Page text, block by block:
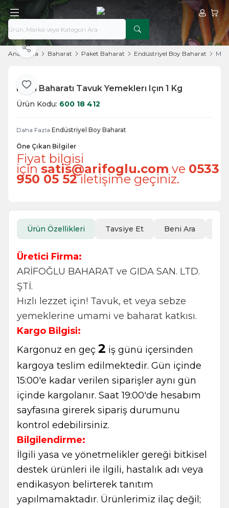
Hesabım
Ana Sayfa Baharat Paket Baharat Endüstriyel Boy Baharat
Favoriye Ekle
Paylaş
Magi Baharatı Tavuk Yemeklerı Içın 1 Kg
Ürün Kodu: 600 18 412
Daha Fazla Endüstriyel Boy Baharat
Öne Çıkan Bilgiler
Fiyat bilgisi
için satis@arifoglu.com ve 0533
950 05 52iletişime geçiniz.
Ürün Özellikleri Tavsiye Et Beni Ara
Üretici Firma:
ARİFOĞLU BAHARAT ve GIDA SAN. LTD.
ŞTİ.
Hızlı lezzet için! Tavuk, et veya sebze
yemeklerine umami ve baharat katkısı.
Kargo Bilgisi:
Kargonuz en geç 2 iş günü içersinden
kargoya teslim edilmektedir. Gün içinde
15:00'e kadar verilen siparişler aynı gün
içinde kargolanır. Saat 19:00'de hesabım
sayfasına girerek sipariş durumunu
kontrol edebilirsiniz.
Bilgilendirme:
İlgili yasa ve yönetmelikler gereği bitkisel
destek ürünleri ile ilgili, hastalık adı veya
endikasyon belirterek tanıtım
yapılmamaktadır. Ürünlerimiz ilaç değil;